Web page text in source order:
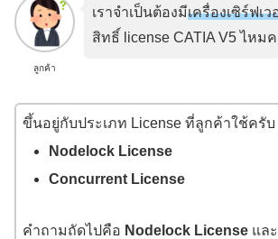
ลูกค้า
เราจำเป็นต้องมีเครื่องเซิร์ฟเว
สิทธิ์ license CATIA V5 ไหม
ขึ้นอยู่กับประเภท License ที่ลูกค้าใช้ครับ
Nodelock License
Concurrent License
คำถามถัดไปคือ Nodelock License และ